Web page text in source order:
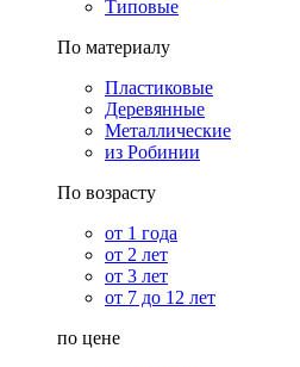
Типовые
По материалу
Пластиковые
Деревянные
Металлические
из Робинии
По возрасту
от 1 года
от 2 лет
от 3 лет
от 7 до 12 лет
по цене